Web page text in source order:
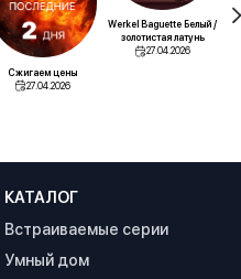
Сжигаем цены
27.04.2026
Werkel Baguette Белый /
золотистая латунь
27.04.2026
КАТАЛОГ
Встраиваемые серии
Умный дом